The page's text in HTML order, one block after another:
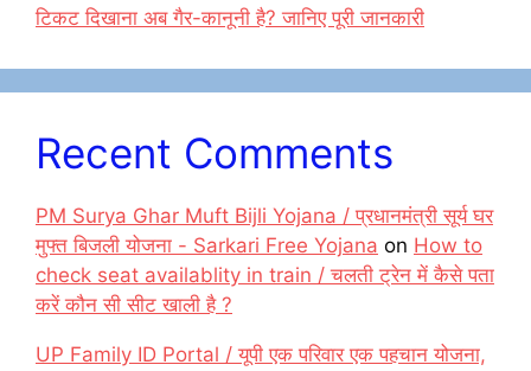
टिकट दिखाना अब गैर-कानूनी है? जानिए पूरी जानकारी
Recent Comments
PM Surya Ghar Muft Bijli Yojana / प्रधानमंत्री सूर्य घर
मुफ्त बिजली योजना - Sarkari Free Yojana on How to
check seat availablity in train / चलती ट्रेन में कैसे पता
करें कौन सी सीट खाली है ?
UP Family ID Portal / यूपी एक परिवार एक पहचान योजना,